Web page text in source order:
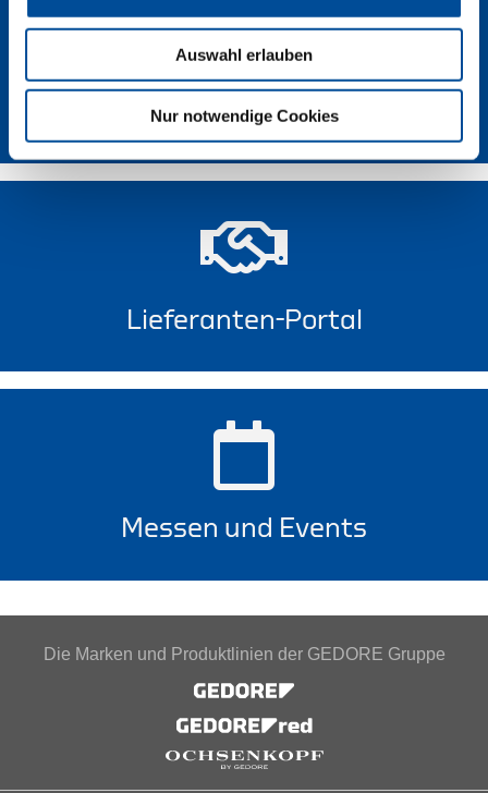
Auswahl erlauben
Nur notwendige Cookies
Händlersuche
Lieferanten-Portal
Messen und Events
Die Marken und Produktlinien der GEDORE Gruppe